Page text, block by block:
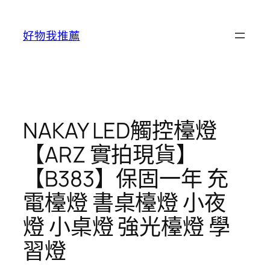
好物我推薦
NAKAY LED觸控檯燈
【ARZ 實拍現貨】
【B383】保固一年 充
電檯燈 書桌檯燈 小夜
燈 小桌燈 強光檯燈 學
習燈